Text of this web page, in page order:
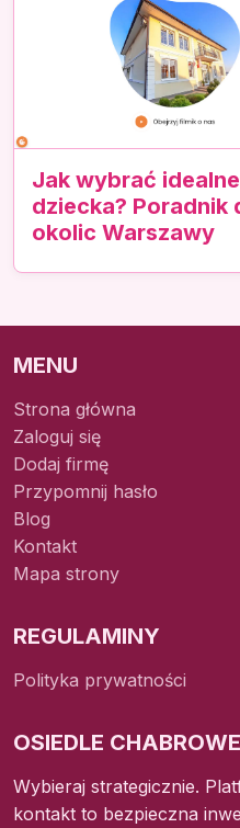
Jak wybrać
dziecka? Poradnik
okolic Warszawy
MENU
Strona główna
Zaloguj się
Dodaj firmę
Przypomnij hasło
Blog
Kontakt
Mapa strony
REGULAMINY
Polityka prywatności
OSIEDLE CHABROWE
Wybieraj strategicznie.
kontakt to bezpieczna